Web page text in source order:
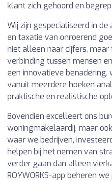
klant zich gehoord en
Wij zijn gespecialiseerd in
en taxatie van onroerend
niet alleen naar cijfers, maar
verbinding tussen mensen
een innovatieve benadering,
vanuit meerdere hoeken
praktische en realistische
Bovendien excelleert ons
woningmakelaardij, maar
waar we bedrijven,
helpen bij het nemen van
verder gaan dan alleen
ROYWORKS-app beheren